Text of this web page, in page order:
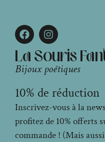
La Souris
Bijoux poétiques
10% de réduction
Inscrivez-vous à la
profitez de 10% offerts
commande ! (Mais